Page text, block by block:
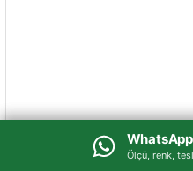
Ölçü, renk,
Ölçü, renk,